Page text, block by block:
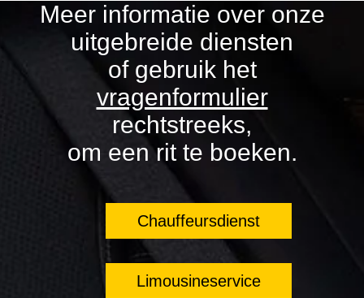
Meer informatie over onze
uitgebreide diensten
of gebruik het
vragenformulier
rechtstreeks,
om een rit te boeken.
Chauffeursdienst
Limousineservice